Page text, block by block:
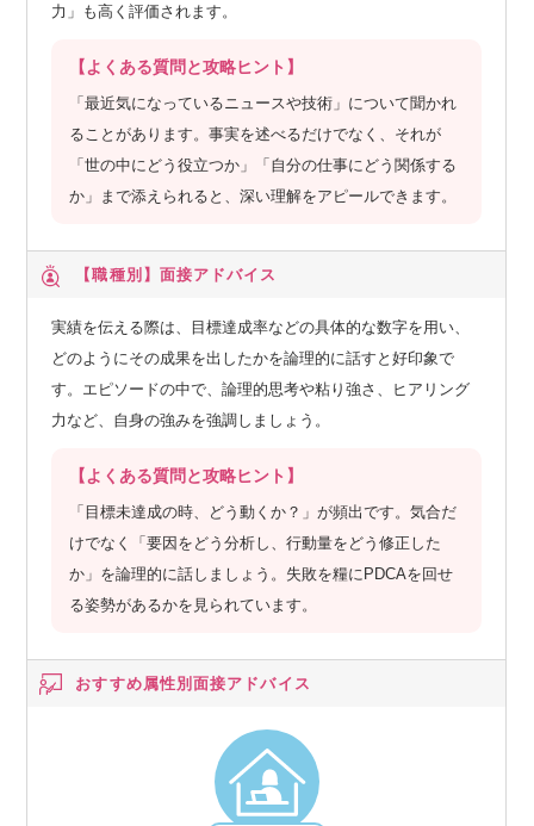
力」も高く評価されます。
【よくある質問と攻略ヒント】
「最近気になっているニュースや技術」について聞かれ
ることがあります。事実を述べるだけでなく、それが
「世の中にどう役立つか」「自分の仕事にどう関係する
か」まで添えられると、深い理解をアピールできます。
【職種別】 面接アドバイス
実績を伝える際は、目標達成率などの具体的な数字を用い、
どのようにその成果を出したかを論理的に話すと好印象で
す。エピソードの中で、論理的思考や粘り強さ、ヒアリング
力など、自身の強みを強調しましょう。
【よくある質問と攻略ヒント】
「目標未達成の時、どう動くか？」が頻出です。気合だ
けでなく「要因をどう分析し、行動量をどう修正した
か」を論理的に話しましょう。失敗を糧にPDCAを回せ
る姿勢があるかを見られています。
おすすめ属性別面接アドバイス